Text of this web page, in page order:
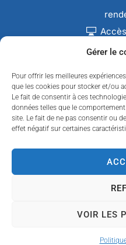
Gérer le
Pour offrir les meilleures
que les cookies pour stocker et/ou
Le fait de consentir à ces
données telles que le
site. Le fait de ne pas consentir ou
effet négatif sur certaines
VOIR LES
© 2024 Propulsé par